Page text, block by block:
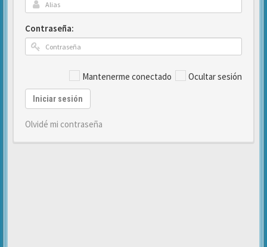
Contraseña:
Mantenerme conectado Ocultar sesión
Iniciar sesión
Olvidé mi contraseña